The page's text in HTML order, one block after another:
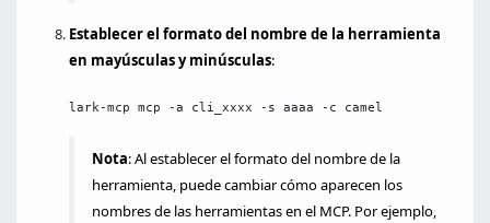
Establecer el formato del nombre de la herramienta
en mayúsculas y minúsculas:
lark-mcp mcp -a cli_xxxx -s aaaa -c camel
Nota: Al establecer el formato del nombre de la
herramienta, puede cambiar cómo aparecen los
nombres de las herramientas en el MCP. Por ejemplo,